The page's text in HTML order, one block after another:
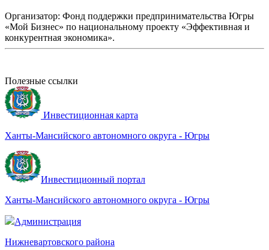
Организатор: Фонд поддержки предпринимательства Югры
«Мой Бизнес» по национальному проекту «Эффективная и
конкурентная экономика».
Полезные ссылки
Инвестиционная карта
Ханты-Мансийского автономного округа - Югры
Инвестиционный портал
Ханты-Мансийского автономного округа - Югры
Администрация
Нижневартовского района